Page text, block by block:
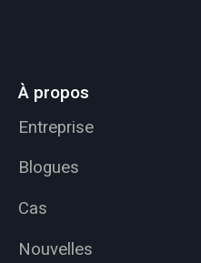
À propos
Entreprise
Blogues
Cas
Nouvelles